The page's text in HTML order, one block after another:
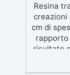
Resina
creazioni
cm di
rapporto
risultato
per